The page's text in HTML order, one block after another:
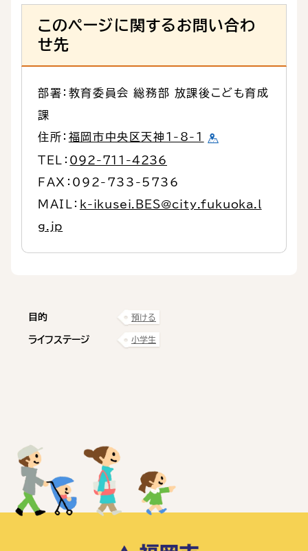
このページに関するお問い合わ
せ先
部署：教育委員会 総務部 放課後こども育成
課
住所： 福岡市中央区天神1-8-1
TEL： 092-711-4236
FAX：092-733-5736
MAIL： k-ikusei.BES@city.fukuoka.l
g.jp
目的 預ける
ライフステージ 小学生